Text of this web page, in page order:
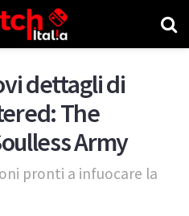
dettagli di
The
Army
pronti a infuocare la